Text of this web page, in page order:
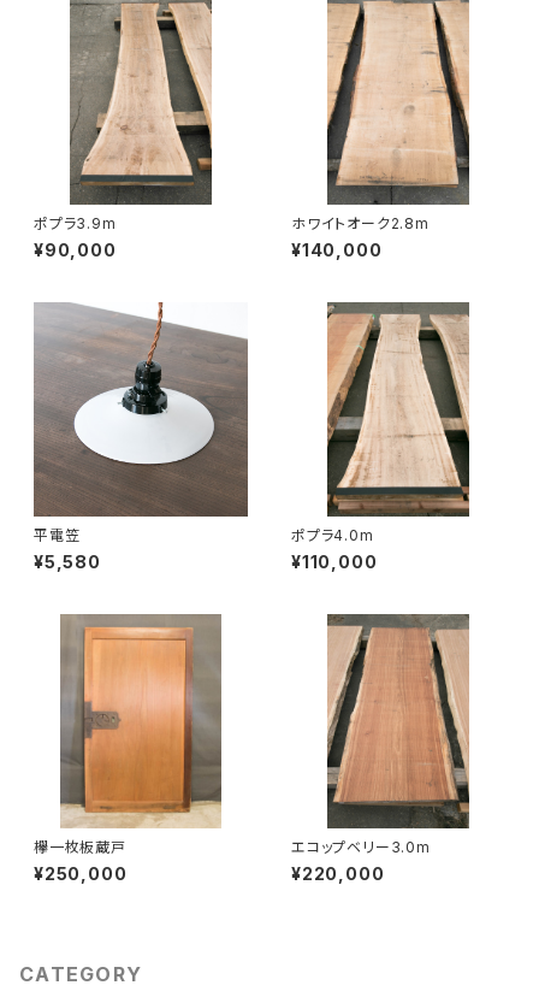
ポプラ3.9m
¥90,000
ホワイトオーク2.8m
¥140,000
平電笠
¥5,580
ポプラ4.0m
¥110,000
欅一枚板蔵戸
¥250,000
エコップベリー3.0m
¥220,000
CATEGORY